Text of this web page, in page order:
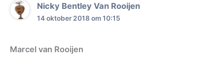
Nicky Bentley Van Rooijen
14 oktober 2018 om 10:15
Marcel van Rooijen